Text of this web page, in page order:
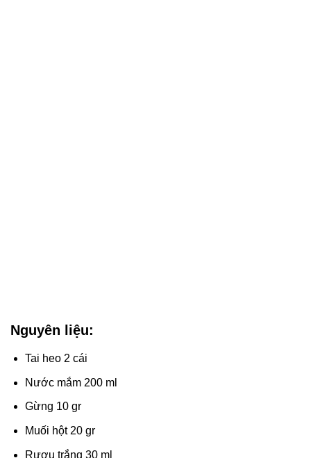
Nguyên liệu:
Tai heo 2 cái
Nước mắm 200 ml
Gừng 10 gr
Muối hột 20 gr
Rượu trắng 30 ml